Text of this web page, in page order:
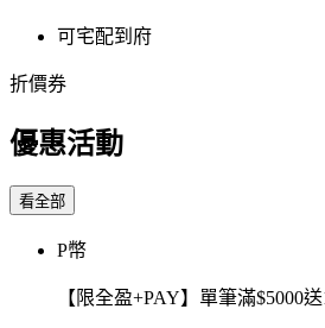
可宅配到府
折價券
優惠活動
看全部
P幣
【限全盈+PAY】單筆滿$5000